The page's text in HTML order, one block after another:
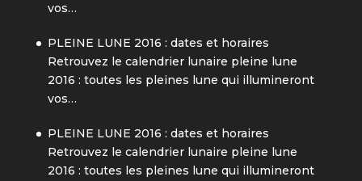
vos…
PLEINE LUNE 2016 : dates et horaires
Retrouvez le calendrier lunaire pleine lune
2016 : toutes les pleines lune qui illumineront
vos…
PLEINE LUNE 2016 : dates et horaires
Retrouvez le calendrier lunaire pleine lune
2016 : toutes les pleines lune qui illumineront